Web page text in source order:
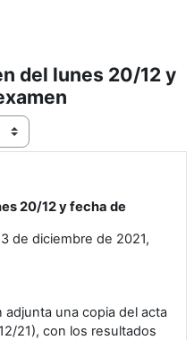
del lunes 20/12 y
20/12 y fecha de
de diciembre de 2021,
adjunta una copia del acta
21), con los resultados